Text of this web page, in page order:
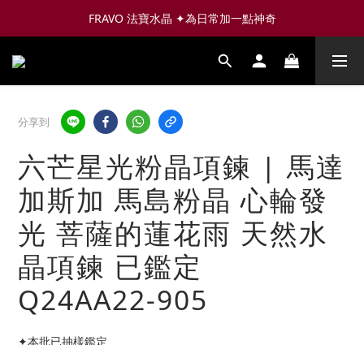
FRAVO 法寶水晶 ✦為日常加一點神奇
分享到
六芒星光粉晶項鍊 | 馬達
加斯加 馬島粉晶 心輪發
光 菩薩的蓮花雨 天然水
晶項鍊 已鑑定
Q24AA22-905
✦本批已抽樣鑑定